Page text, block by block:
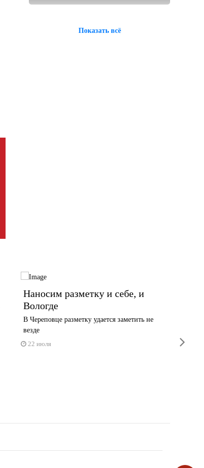
Показать всё
Наносим разметку и себе, и
Вологде
В Череповце разметку удается заметить не
везде
22 июля